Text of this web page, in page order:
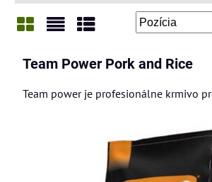
Team Power Pork and Rice
Team power je profesionálne krmivo